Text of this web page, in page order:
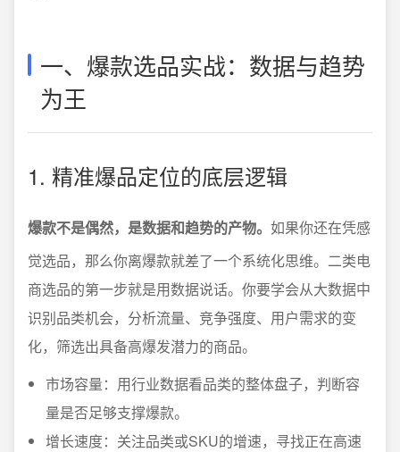
一、爆款选品实战：数据与趋势
为王
1. 精准爆品定位的底层逻辑
爆款不是偶然，是数据和趋势的产物。 如果你还在凭感
觉选品，那么你离爆款就差了一个系统化思维。二类电
商选品的第一步就是用数据说话。你要学会从大数据中
识别品类机会，分析流量、竞争强度、用户需求的变
化，筛选出具备高爆发潜力的商品。
市场容量：用行业数据看品类的整体盘子，判断容
量是否足够支撑爆款。
增长速度：关注品类或SKU的增速，寻找正在高速